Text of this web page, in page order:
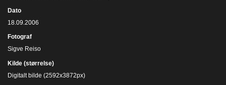
Dato
18.09.2006
Fotograf
Sigve Reiso
Kilde (størrelse)
Digitalt bilde (2592x3872px)